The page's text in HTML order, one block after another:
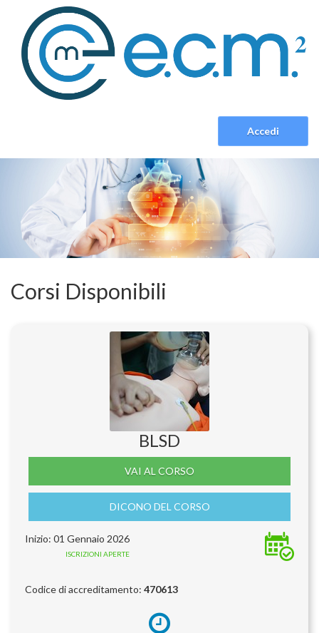
Accedi
Corsi Disponibili
BLSD
VAI AL CORSO
DICONO DEL CORSO
Inizio: 01 Gennaio 2026
ISCRIZIONI APERTE
Codice di accreditamento: 470613